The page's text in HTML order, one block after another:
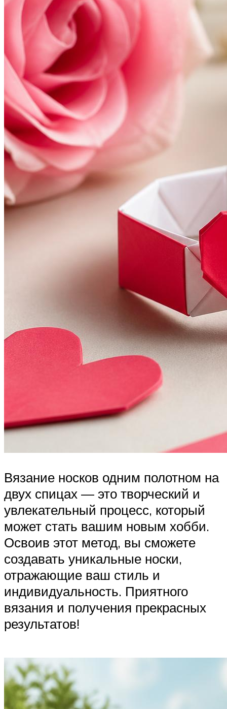
Вязание носков одним полотном на
двух спицах — это творческий и
увлекательный процесс, который
может стать вашим новым хобби.
Освоив этот метод, вы сможете
создавать уникальные носки,
отражающие ваш стиль и
индивидуальность. Приятного
вязания и получения прекрасных
результатов!